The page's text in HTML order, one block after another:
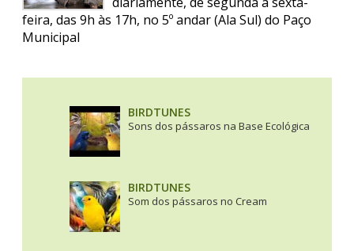
feira, das 9h às 17h, no 5º andar (Ala Sul) do Paço
Municipal
BIRDTUNES
Sons dos pássaros na Base Ecológica
BIRDTUNES
Som dos pássaros no Cream